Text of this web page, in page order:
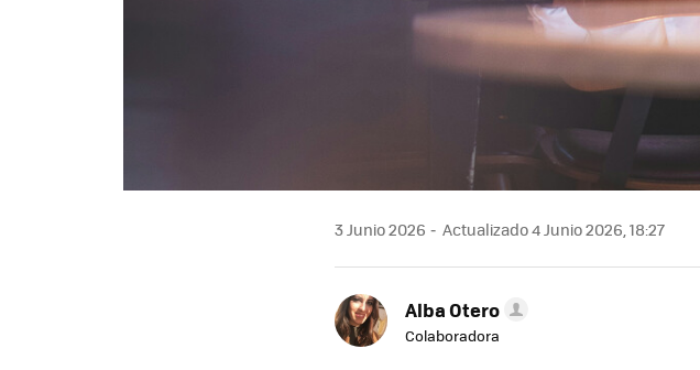
3 Junio 2026 Actualizado 4 Junio 2026, 18:27
Alba Otero
Colaboradora